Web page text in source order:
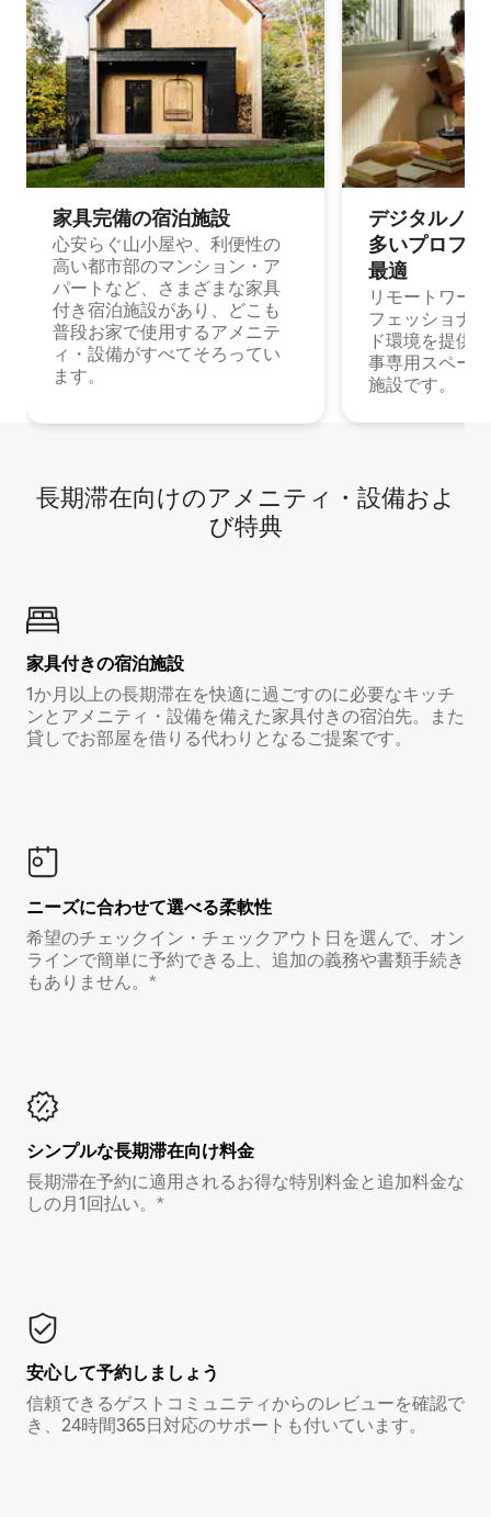
家具完備の宿⁠泊⁠施⁠設
心安らぐ山小屋や、利便性の
高い都市部のマンション・ア
パートなど、さまざまな家具
付き宿泊施設があり、どこも
普段お家で使用するアメニテ
ィ・設備がすべてそろってい
ます。
デジタルノ
多⁠いプ⁠ロ⁠フ⁠
最⁠適
リモートワー
フェッショナ
ド環境を提供
事専用スペー
施設です。
長期滞在向け⁠のア⁠メ⁠ニ⁠テ⁠ィ⁠・設⁠備⁠およ
び特⁠典
家具付き⁠の宿⁠泊⁠施⁠設
1か月以上の長期滞在を快適に過ごすのに必要なキッチ
ンとアメニティ・設備を備えた家具付きの宿泊先。また
貸しでお部屋を借りる代わりとなるご提案です。
ニーズに合わせて選べる柔軟性
希望のチェックイン・チェックアウト日を選んで、オン
ラインで簡単に予約できる上、追加の義務や書類手続き
もありません。*
シンプルな長期滞在向け料金
長期滞在予約に適用されるお得な特別料金と追加料金な
しの月1回払い。*
安心して予約しましょう
信頼できるゲストコミュニティからのレビューを確認で
き、24時間365日対応のサポートも付いています。